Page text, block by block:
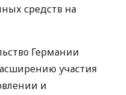
средств на
Германии
участия
и